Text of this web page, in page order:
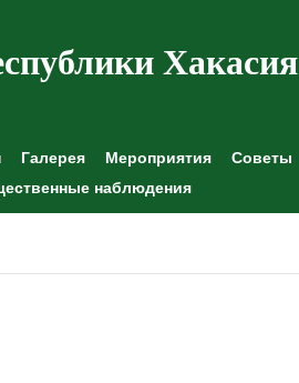
Хакасия
Галерея Мероприятия Советы
наблюдения